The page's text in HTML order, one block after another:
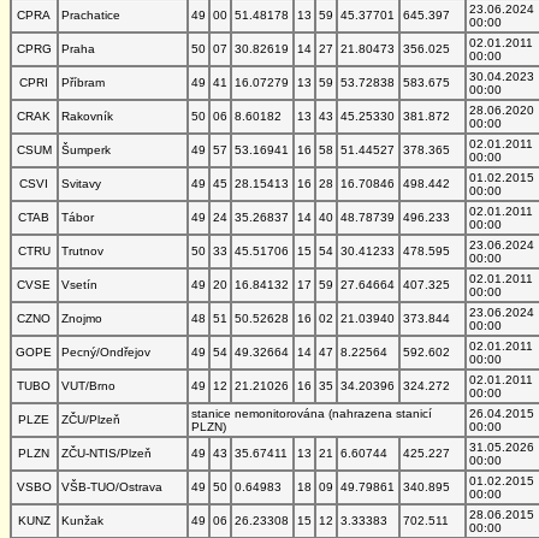
CPRA
Prachatice 49 00 51.48178 13 59 45.37701 645.397
23.06.2024
00:00
CPRG
Praha 50 07 30.82619 14 27 21.80473 356.025
02.01.2011
00:00
CPRI
Příbram 49 41 16.07279 13 59 53.72838 583.675
30.04.2023
00:00
CRAK
Rakovník 50 06 8.60182 13 43 45.25330 381.872
28.06.2020
00:00
CSUM
Šumperk 49 57 53.16941 16 58 51.44527 378.365
02.01.2011
00:00
CSVI
Svitavy 49 45 28.15413 16 28 16.70846 498.442
01.02.2015
00:00
CTAB
Tábor 49 24 35.26837 14 40 48.78739 496.233
02.01.2011
00:00
CTRU
Trutnov 50 33 45.51706 15 54 30.41233 478.595
23.06.2024
00:00
CVSE
Vsetín 49 20 16.84132 17 59 27.64664 407.325
02.01.2011
00:00
CZNO
Znojmo 48 51 50.52628 16 02 21.03940 373.844
23.06.2024
00:00
GOPE
Pecný/Ondřejov 49 54 49.32664 14 47 8.22564 592.602
02.01.2011
00:00
TUBO
VUT/Brno 49 12 21.21026 16 35 34.20396 324.272
02.01.2011
00:00
PLZE
ZČU/Plzeň
stanice nemonitorována (nahrazena stanicí
PLZN)
26.04.2015
00:00
PLZN
ZČU-NTIS/Plzeň 49 43 35.67411 13 21 6.60744 425.227
31.05.2026
00:00
VSBO
VŠB-TUO/Ostrava 49 50 0.64983 18 09 49.79861 340.895
01.02.2015
00:00
KUNZ
Kunžak 49 06 26.23308 15 12 3.33383 702.511
28.06.2015
00:00